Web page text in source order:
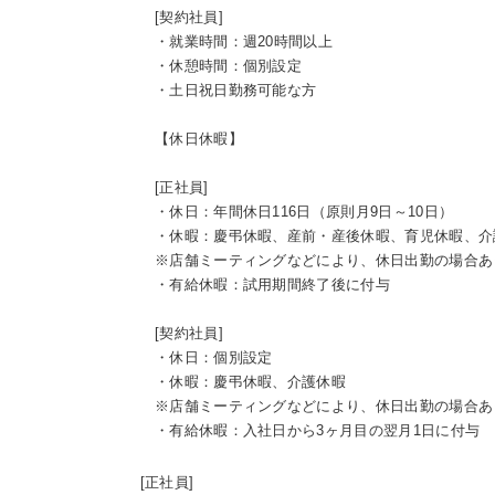
[契約社員]
・就業時間：週20時間以上
・休憩時間：個別設定
・土日祝日勤務可能な方
【休日休暇】
[正社員]
・休日：年間休日116日（原則月9日～10日）
・休暇：慶弔休暇、産前・産後休暇、育児休暇、介
※店舗ミーティングなどにより、休日出勤の場合あ
・有給休暇：試用期間終了後に付与
[契約社員]
・休日：個別設定
・休暇：慶弔休暇、介護休暇
※店舗ミーティングなどにより、休日出勤の場合あ
・有給休暇：入社日から3ヶ月目の翌月1日に付与
[正社員]